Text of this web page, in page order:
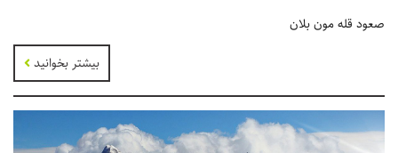
صعود قله مون بلان
بیشتر بخوانید